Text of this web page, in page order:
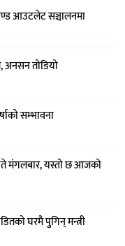
आउटलेट सञ्चालनमा
अनसन तोडियो
सम्भावना
मंगलबार, यस्तो छ आजको
घरमै पुगिन् मन्त्री